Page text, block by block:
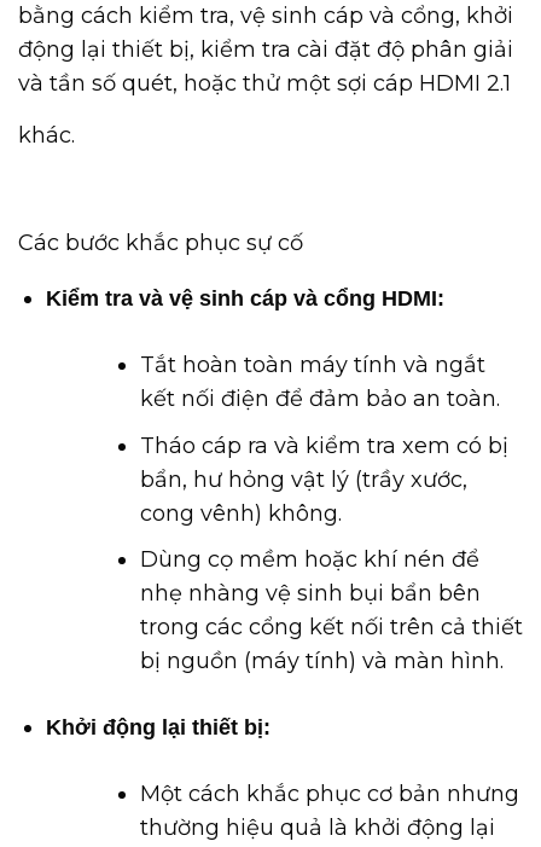
bằng cách kiểm tra, vệ sinh cáp và cổng, khởi
động lại thiết bị, kiểm tra cài đặt độ phân giải
và tần số quét, hoặc thử một sợi cáp HDMI 2.1
khác.
Các bước khắc phục sự cố
Kiểm tra và vệ sinh cáp và cổng HDMI:
Tắt hoàn toàn máy tính và ngắt
kết nối điện để đảm bảo an toàn.
Tháo cáp ra và kiểm tra xem có bị
bẩn, hư hỏng vật lý (trầy xước,
cong vênh) không.
Dùng cọ mềm hoặc khí nén để
nhẹ nhàng vệ sinh bụi bẩn bên
trong các cổng kết nối trên cả thiết
bị nguồn (máy tính) và màn hình.
Khởi động lại thiết bị:
Một cách khắc phục cơ bản nhưng
thường hiệu quả là khởi động lại